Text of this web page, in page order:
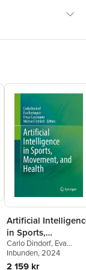
Artificial
in Sports,
Movement, and
Health
Carlo Dindorf, Eva
Bartaguiz,Freya
Gassmann
Inbunden, 2024
2 159 kr